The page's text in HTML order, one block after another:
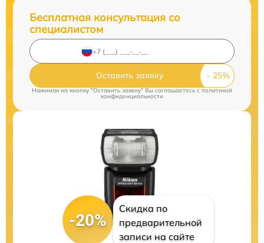
Бесплатная консультация со
специалистом
Оставить заявку
Нажимая на кнопку "Оставить заявку" Вы соглашаетесь cполитикой
конфиденциальности
-20%
Скидка по
предварительной
записи на сайте